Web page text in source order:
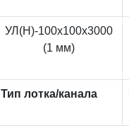
УЛ(Н)-100x100x3000
(1 мм)
Тип лотка/канала